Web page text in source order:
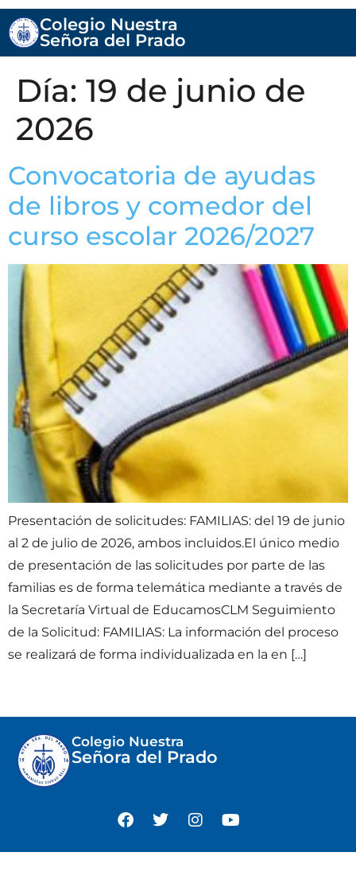
Colegio Nuestra
Señora del Prado
Día: 19 de junio de
2026
Convocatoria de ayudas
de libros y comedor del
curso escolar 2026/2027
Presentación de solicitudes: FAMILIAS: del 19 de junio
al 2 de julio de 2026, ambos incluidos.El único medio
de presentación de las solicitudes por parte de las
familias es de forma telemática mediante a través de
la Secretaría Virtual de EducamosCLM Seguimiento
de la Solicitud: FAMILIAS: La información del proceso
se realizará de forma individualizada en la en […]
Colegio Nuestra
Señora del Prado